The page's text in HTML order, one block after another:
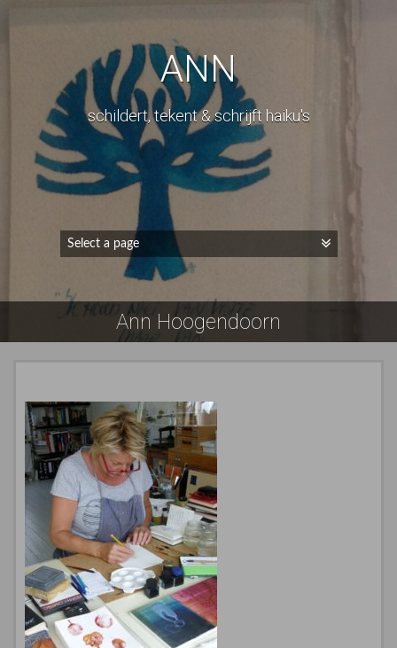
ANN
schildert, tekent & schrijft haiku's
Ann Hoogendoorn